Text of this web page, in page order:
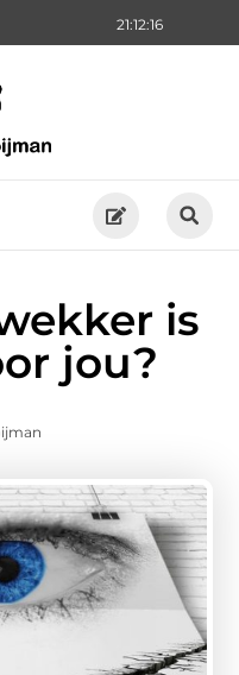
21:12:17
is
jou?